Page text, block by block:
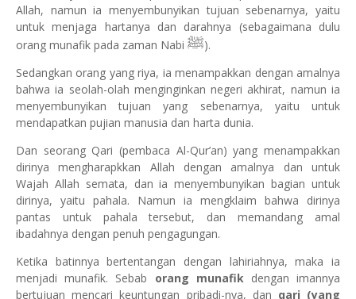
Allah, namun ia menyembunyikan tujuan sebenarnya, yaitu
untuk menjaga hartanya dan darahnya (sebagaimana dulu
orang munafik pada zaman Nabi ﷺ).
Sedangkan orang yang riya, ia menampakkan dengan amalnya
bahwa ia seolah-olah menginginkan negeri akhirat, namun ia
menyembunyikan tujuan yang sebenarnya, yaitu untuk
mendapatkan pujian manusia dan harta dunia.
Dan seorang Qari (pembaca Al-Qur’an) yang menampakkan
dirinya mengharapkkan Allah dengan amalnya dan untuk
Wajah Allah semata, dan ia menyembunyikan bagian untuk
dirinya, yaitu pahala. Namun ia mengklaim bahwa dirinya
pantas untuk pahala tersebut, dan memandang amal
ibadahnya dengan penuh pengagungan.
Ketika batinnya bertentangan dengan lahiriahnya, maka ia
menjadi munafik. Sebab orang munafikdengan imannya
bertujuan mencari keuntungan pribadi-nya, dan qari (yang